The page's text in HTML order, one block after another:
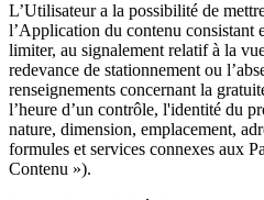
L’Utilisateur a la possibilité de
l’Application du contenu consistant
limiter, au signalement relatif à la
redevance de stationnement ou
renseignements concernant la
l’heure d’un contrôle, l'identité du
nature, dimension, emplacement,
formules et services connexes aux
Contenu »).